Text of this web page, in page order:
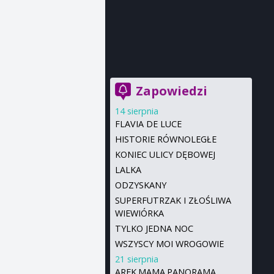
Zapowiedzi
14 sierpnia
FLAVIA DE LUCE
HISTORIE RÓWNOLEGŁE
KONIEC ULICY DĘBOWEJ
LALKA
ODZYSKANY
SUPERFUTRZAK I ZŁOŚLIWA
WIEWIÓRKA
TYLKO JEDNA NOC
WSZYSCY MOI WROGOWIE
21 sierpnia